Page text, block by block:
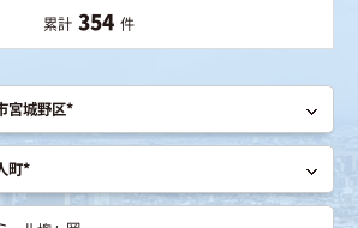
累計 354 件